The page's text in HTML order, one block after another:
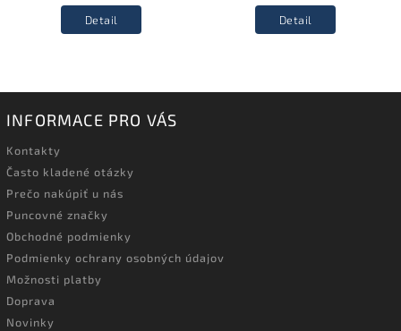
Detail Detail
INFORMACE PRO VÁS
Kontakty
Často kladené otázky
Prečo nakúpiť u nás
Puncovné značky
Obchodné podmienky
Podmienky ochrany osobných údajov
Možnosti platby
Doprava
Novinky